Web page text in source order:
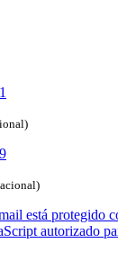
está protegido
autorizado